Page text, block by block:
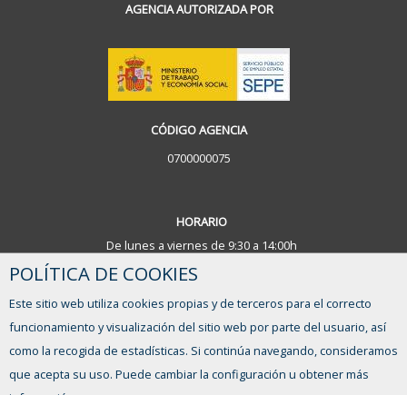
AGENCIA AUTORIZADA POR
CÓDIGO AGENCIA
0700000075
HORARIO
De lunes a viernes de 9:30 a 14:00h
FORMULARIO DE CONTACTO
POLÍTICA DE COOKIES
Este sitio web utiliza cookies propias y de terceros para el correcto
funcionamiento y visualización del sitio web por parte del usuario, así
como la recogida de estadísticas. Si continúa navegando, consideramos
que acepta su uso. Puede cambiar la configuración u obtener más